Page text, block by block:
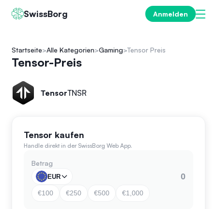
SwissBorg Anmelden
Startseite Alle Kategorien Gaming Tensor Preis
Tensor-Preis
TensorTNSR
Tensor kaufen
Handle direkt in der SwissBorg Web App.
Betrag
EUR
€100 €250 €500 €1,000